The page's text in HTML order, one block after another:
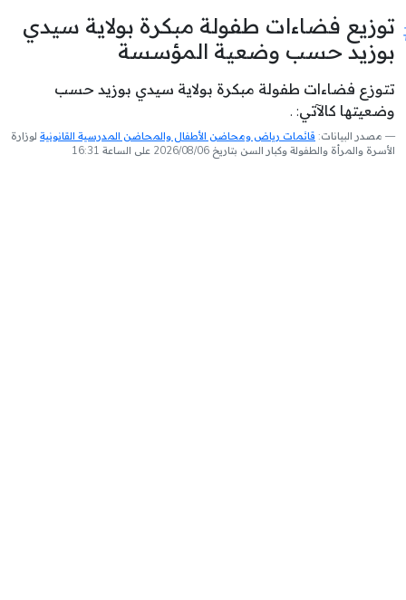
توزيع فضاءات طفولة مبكرة بولاية سيدي
بوزيد حسب وضعية المؤسسة
تتوزع فضاءات طفولة مبكرة بولاية سيدي بوزيد حسب
وضعيتها كالآتي: .
مصدر البيانات: قائمات رياض ومحاضن الأطفال والمحاضن المدرسية القانونية لوزارة
الأسرة والمرأة والطفولة وكبار السن بتاريخ 2026/08/06 على الساعة 16:31